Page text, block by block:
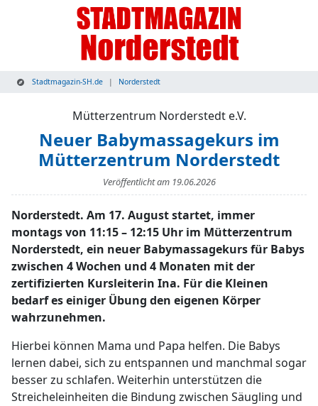
Stadtmagazin-SH.de Norderstedt
Mütterzentrum Norderstedt e.V.
Neuer Babymassagekurs im
Mütterzentrum Norderstedt
Veröffentlicht am 19.06.2026
Norderstedt. Am 17. August startet, immer
montags von 11:15 – 12:15 Uhr im Mütterzentrum
Norderstedt, ein neuer Babymassagekurs für Babys
zwischen 4 Wochen und 4 Monaten mit der
zertifizierten Kursleiterin Ina. Für die Kleinen
bedarf es einiger Übung den eigenen Körper
wahrzunehmen.
Hierbei können Mama und Papa helfen. Die Babys
lernen dabei, sich zu entspannen und manchmal sogar
besser zu schlafen. Weiterhin unterstützen die
Streicheleinheiten die Bindung zwischen Säugling und